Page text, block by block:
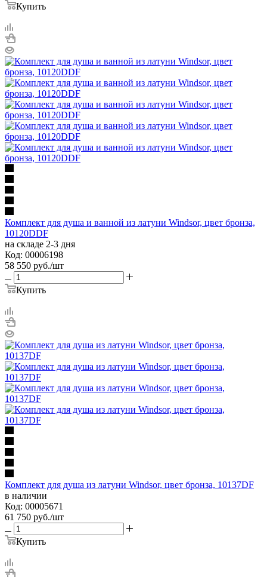
Купить
Комплект для душа и ванной из латуни Windsor, цвет бронза,
10120DDF
на складе 2-3 дня
Код: 00006198
58 550 руб./шт
Купить
Комплект для душа из латуни Windsor, цвет бронза, 10137DF
в наличии
Код: 00005671
61 750 руб./шт
Купить